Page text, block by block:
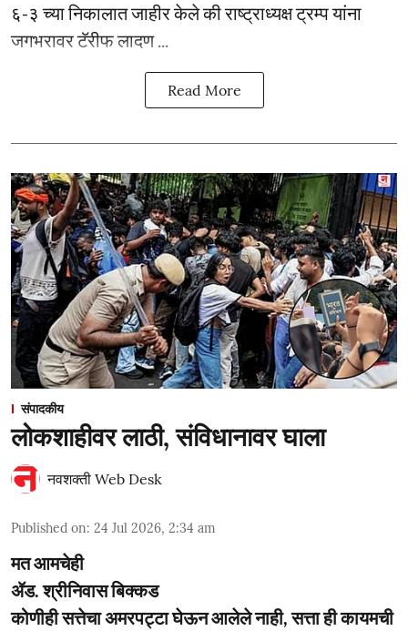
६-३ च्या निकालात जाहीर केले की राष्ट्राध्यक्ष ट्रम्प यांना
जगभरावर टॅरीफ लादण ...
Read More
संपादकीय
लोकशाहीवर लाठी, संविधानावर घाला
नवशक्ती Web Desk
Published on: 24 Jul 2026, 2:34 am
मत आमचेही
ॲड. श्रीनिवास बिक्कड
कोणीही सत्तेचा अमरपट्टा घेऊन आलेले नाही, सत्ता ही कायमची